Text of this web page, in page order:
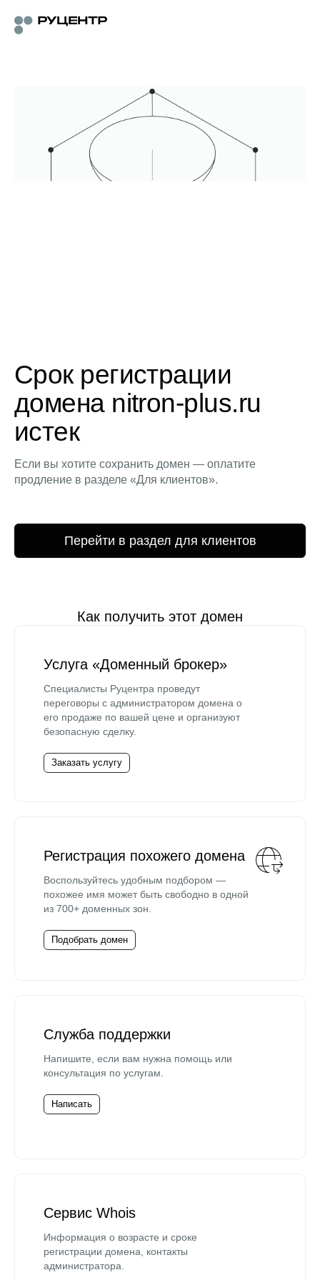
Срок регистрации
домена nitron-plus.ru
истек
Если вы хотите сохранить домен — оплатите
продление в разделе «Для клиентов».
Перейти в раздел для клиентов
Как получить этот домен
Услуга «Доменный брокер»
Специалисты Руцентра проведут
переговоры с администратором домена о
его продаже по вашей цене и организуют
безопасную сделку.
Заказать услугу
Регистрация похожего домена
Воспользуйтесь удобным подбором —
похожее имя может быть свободно в одной
из 700+ доменных зон.
Подобрать домен
Служба поддержки
Напишите, если вам нужна помощь или
консультация по услугам.
Написать
Сервис Whois
Информация о возрасте и сроке
регистрации домена, контакты
администратора.